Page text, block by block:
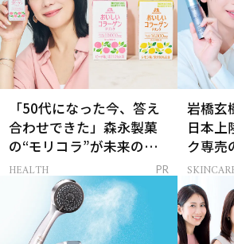
「50代になった今、答え
合わせできた」森永製菓
の“モリコラ”が未来のキ
レイを連れてくる！
HEALTH PR
岩橋玄
日本上
ク専売
ンケア